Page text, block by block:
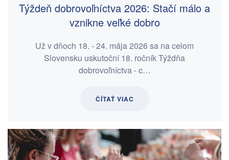
Týždeň dobrovoľníctva 2026: Stačí málo a
vznikne veľké dobro
Už v dňoch 18. - 24. mája 2026 sa na celom
Slovensku uskutoční 18. ročník Týždňa
dobrovoľníctva - c…
ČÍTAŤ VIAC